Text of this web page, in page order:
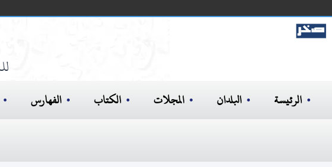
الرئيسة البلدان المجلات الكتاب الفهارس